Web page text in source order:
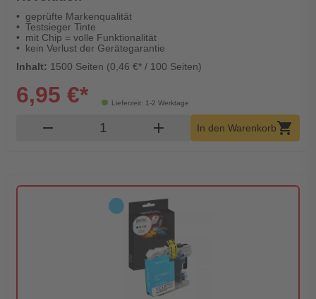
geprüfte Markenqualität
Testsieger Tinte
mit Chip = volle Funktionalität
kein Verlust der Gerätegarantie
Inhalt: 1500 Seiten (0,46 €* / 100 Seiten)
Lieferzeit: 1-2 Werktage
6,95 €*
remove Produkt Warenkorb Menge
add In den Warenkorbshopping_cart